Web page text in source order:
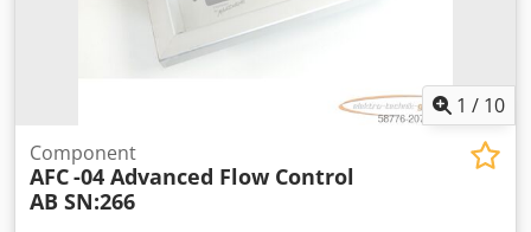
1 / 10
Component
AFC-04 Advanced Flow Control
AB SN:266